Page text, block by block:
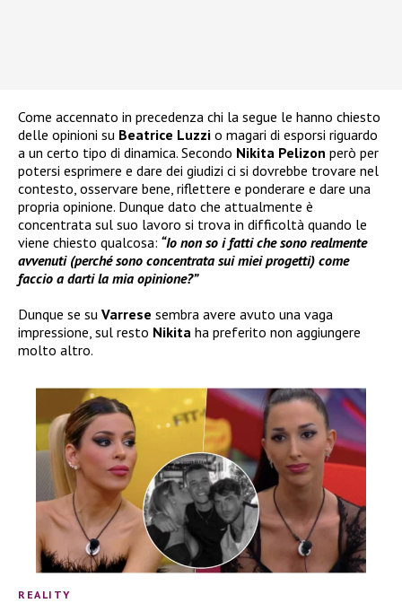
Come accennato in precedenza chi la segue le hanno chiesto
delle opinioni su Beatrice Luzzi o magari di esporsi riguardo
a un certo tipo di dinamica. Secondo Nikita Pelizon però per
potersi esprimere e dare dei giudizi ci si dovrebbe trovare nel
contesto, osservare bene, riflettere e ponderare e dare una
propria opinione. Dunque dato che attualmente è
concentrata sul suo lavoro si trova in difficoltà quando le
viene chiesto qualcosa: “Io non so i fatti che sono realmente
avvenuti (perché sono concentrata sui miei progetti) come
faccio a darti la mia opinione?”
Dunque se su Varrese sembra avere avuto una vaga
impressione, sul resto Nikita ha preferito non aggiungere
molto altro.
REALITY